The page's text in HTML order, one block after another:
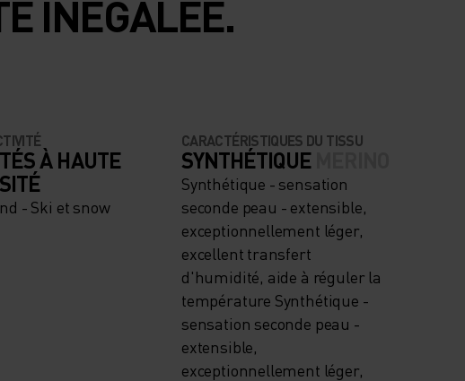
INÉGALÉE.
À HAUTE
- Ski et snow
CARACTÉRISTIQUES DU TISSU
SYNTHÉTIQUE
Synthétique - sensation
seconde peau - extensible,
exceptionnellement léger,
excellent transfert
d'humidité, aide à réguler la
température Synthétique -
sensation seconde peau -
extensible,
exceptionnellement léger,